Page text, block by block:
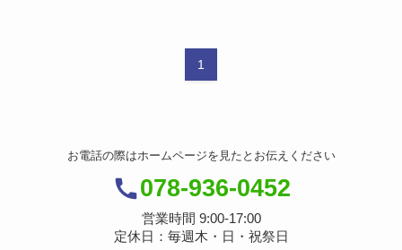
1
お電話の際はホームページを見たとお伝えください
078-936-0452
営業時間 9:00-17:00
定休日：毎週木・日・祝祭日